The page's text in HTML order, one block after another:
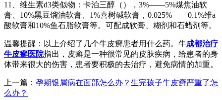
11、维生素d3类似物：卡泊三醇（），3%——5%煤焦油软
膏、10%黑豆馏油软膏、1%喜树碱软膏，0.025%——0.1%维a
酸软膏和10%鱼石脂软膏等。可配成软膏、糊剂和石蜡剂等。
温馨提醒：以上介绍了几个牛皮癣患者用什么药。牛成都治疗
牛皮癣医院指出，皮癣是一种很常见的皮肤疾病，给患者的身
体带来很大的伤害，患者要积极的去治疗，避免病情的加重。
上一篇： 孕期银屑病在面部怎么办？生完孩子牛皮癣严重了怎
么办？